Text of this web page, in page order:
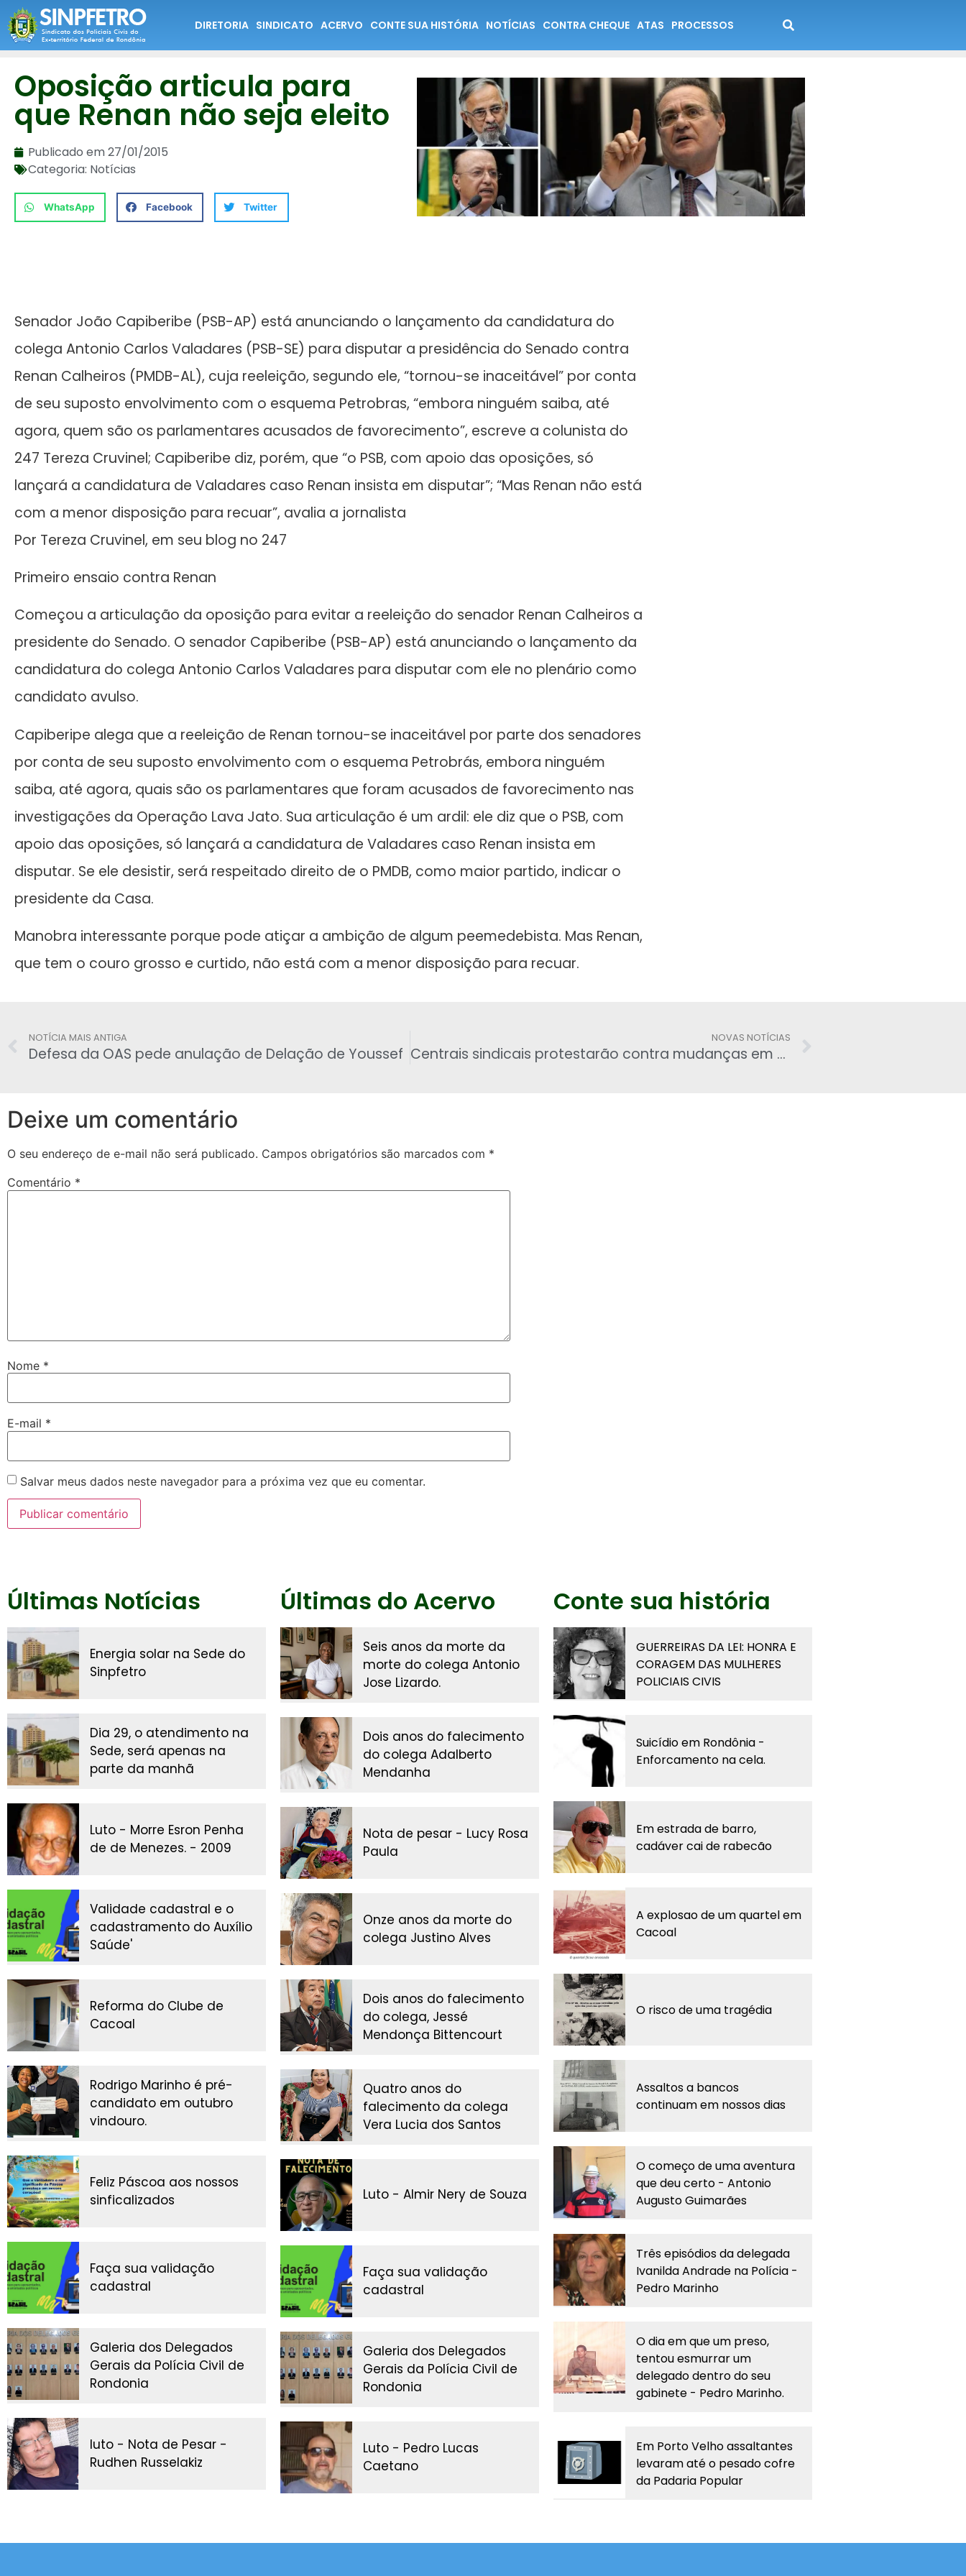
DIRETORIA SINDICATO ACERVO CONTE SUA HISTÓRIA NOTÍCIAS CONTRA CHEQUE ATAS PROCESSOS
Oposição articula para
que Renan não seja eleito
Publicado em27/01/2015
Categoria: Notícias
WhatsApp Facebook Twitter
Senador João Capiberibe (PSB-AP) está anunciando o lançamento da candidatura do
colega Antonio Carlos Valadares (PSB-SE) para disputar a presidência do Senado contra
Renan Calheiros (PMDB-AL), cuja reeleição, segundo ele, “tornou-se inaceitável” por conta
de seu suposto envolvimento com o esquema Petrobras, “embora ninguém saiba, até
agora, quem são os parlamentares acusados de favorecimento”, escreve a colunista do
247 Tereza Cruvinel; Capiberibe diz, porém, que “o PSB, com apoio das oposições, só
lançará a candidatura de Valadares caso Renan insista em disputar”; “Mas Renan não está
com a menor disposição para recuar”, avalia a jornalista
Por Tereza Cruvinel, em seu blog no 247
Primeiro ensaio contra Renan
Começou a articulação da oposição para evitar a reeleição do senador Renan Calheiros a
presidente do Senado. O senador Capiberibe (PSB-AP) está anunciando o lançamento da
candidatura do colega Antonio Carlos Valadares para disputar com ele no plenário como
candidato avulso.
Capiberipe alega que a reeleição de Renan tornou-se inaceitável por parte dos senadores
por conta de seu suposto envolvimento com o esquema Petrobrás, embora ninguém
saiba, até agora, quais são os parlamentares que foram acusados de favorecimento nas
investigações da Operação Lava Jato. Sua articulação é um ardil: ele diz que o PSB, com
apoio das oposições, só lançará a candidatura de Valadares caso Renan insista em
disputar. Se ele desistir, será respeitado direito de o PMDB, como maior partido, indicar o
presidente da Casa.
Manobra interessante porque pode atiçar a ambição de algum peemedebista. Mas Renan,
que tem o couro grosso e curtido, não está com a menor disposição para recuar.
NOTÍCIA MAIS ANTIGA
Defesa da OAS pede anulação de Delação de Youssef
NOVAS NOTÍCIAS
Centrais sindicais protestarão contra mudanças em benefícios
Deixe um comentário
O seu endereço de e-mail não será publicado. Campos obrigatórios são marcados com *
Comentário *
Nome *
E-mail *
Salvar meus dados neste navegador para a próxima vez que eu comentar.
Últimas Notícias
Energia solar na Sede do
Sinpfetro
Dia 29, o atendimento na
Sede, será apenas na
parte da manhã
Luto - Morre Esron Penha
de de Menezes. - 2009
Validade cadastral e o
cadastramento do Auxílio
Saúde'
Reforma do Clube de
Cacoal
Rodrigo Marinho é pré-
candidato em outubro
vindouro.
Feliz Páscoa aos nossos
sinficalizados
Faça sua validação
cadastral
Galeria dos Delegados
Gerais da Polícia Civil de
Rondonia
luto - Nota de Pesar -
Rudhen Russelakiz
Últimas do Acervo
Seis anos da morte da
morte do colega Antonio
Jose Lizardo.
Dois anos do falecimento
do colega Adalberto
Mendanha
Nota de pesar - Lucy Rosa
Paula
Onze anos da morte do
colega Justino Alves
Dois anos do falecimento
do colega, Jessé
Mendonça Bittencourt
Quatro anos do
falecimento da colega
Vera Lucia dos Santos
Luto - Almir Nery de Souza
Faça sua validação
cadastral
Galeria dos Delegados
Gerais da Polícia Civil de
Rondonia
Luto - Pedro Lucas
Caetano
Conte sua história
GUERREIRAS DA LEI: HONRA E
CORAGEM DAS MULHERES
POLICIAIS CIVIS
Suicídio em Rondônia -
Enforcamento na cela.
Em estrada de barro,
cadáver cai de rabecão
A explosao de um quartel em
Cacoal
O risco de uma tragédia
Assaltos a bancos
continuam em nossos dias
O começo de uma aventura
que deu certo - Antonio
Augusto Guimarães
Três episódios da delegada
Ivanilda Andrade na Polícia -
Pedro Marinho
O dia em que um preso,
tentou esmurrar um
delegado dentro do seu
gabinete - Pedro Marinho.
Em Porto Velho assaltantes
levaram até o pesado cofre
da Padaria Popular